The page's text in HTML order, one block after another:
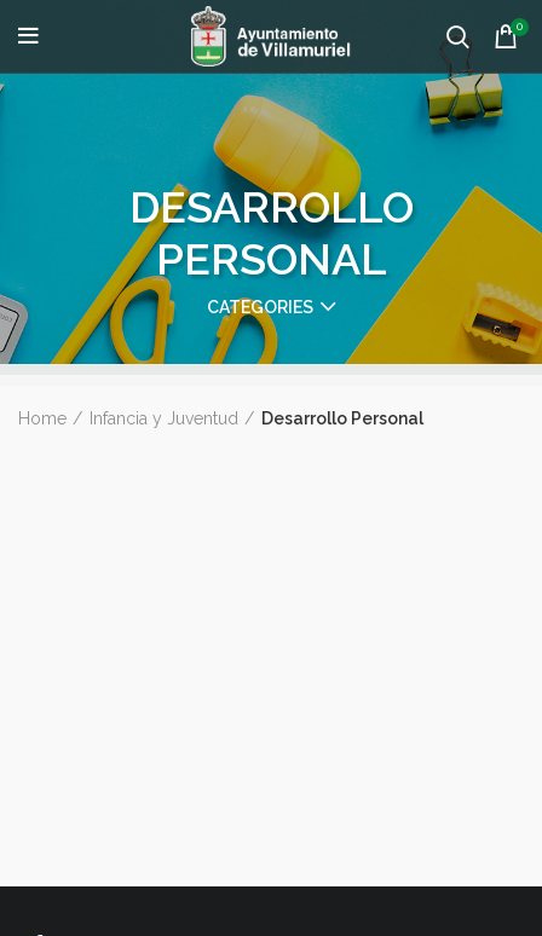
0
DESARROLLO
PERSONAL
CATEGORIES
Home Infancia y Juventud Desarrollo Personal